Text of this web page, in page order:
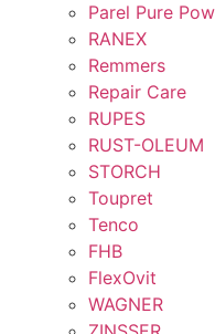
Parel Pure
RANEX
Remmers
Repair Care
RUPES
RUST-OLEUM
STORCH
Toupret
Tenco
FHB
FlexOvit
WAGNER